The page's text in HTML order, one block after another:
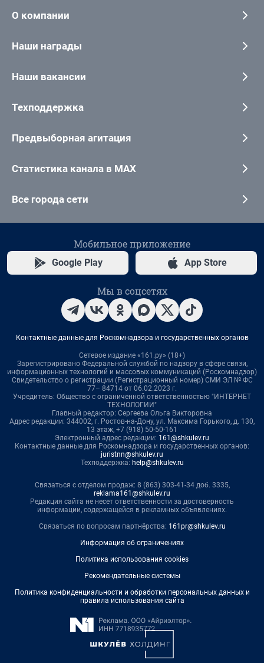
О компании
Наши награды
Наши вакансии
Техподдержка
Предвыборная агитация
Статистика канала в MAX
Все города сети
Мобильное приложение
Google Play App Store
Мы в соцсетях
Контактные данные для Роскомнадзора и государственных органов
Сетевое издание «161.ру» (18+)
Зарегистрировано Федеральной службой по надзору в сфере связи,
информационных технологий и массовых коммуникаций (Роскомнадзор)
Свидетельство о регистрации (Регистрационный номер) СМИ ЭЛ № ФС
77– 84714 от 06.02.2023 г.
Учредитель: Общество с ограниченной ответственностью "ИНТЕРНЕТ
ТЕХНОЛОГИИ"
Главный редактор: Сергеева Ольга Викторовна
Адрес редакции: 344002, г. Ростов-на-Дону, ул. Максима Горького, д. 130,
13 этаж, +7 (918) 50-50-161
Электронный адрес редакции: 161@shkulev.ru
Контактные данные для Роскомнадзора и государственных органов:
juristnn@shkulev.ru
Техподдержка: help@shkulev.ru
Связаться с отделом продаж: 8 (863) 303-41-34 доб. 3335,
reklama161@shkulev.ru
Редакция сайта не несет ответственности за достоверность
информации, содержащейся в рекламных объявлениях.
Связаться по вопросам партнёрства: 161pr@shkulev.ru
Информация об ограничениях
Политика использования cookies
Рекомендательные системы
Политика конфиденциальности и обработки персональных данных и
правила использования сайта